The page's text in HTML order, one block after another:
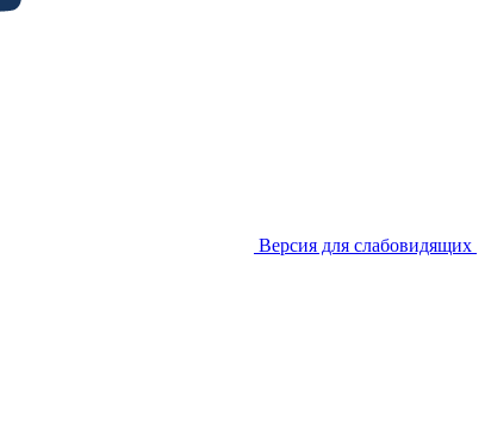
Версия для слабовидящих